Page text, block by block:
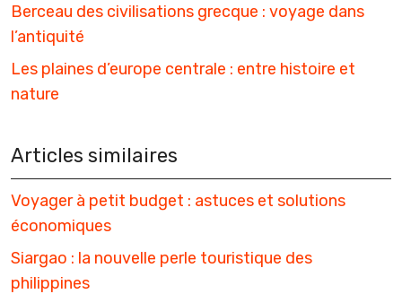
Berceau des civilisations grecque : voyage dans
l’antiquité
Les plaines d’europe centrale : entre histoire et
nature
Articles similaires
Voyager à petit budget : astuces et solutions
économiques
Siargao : la nouvelle perle touristique des
philippines